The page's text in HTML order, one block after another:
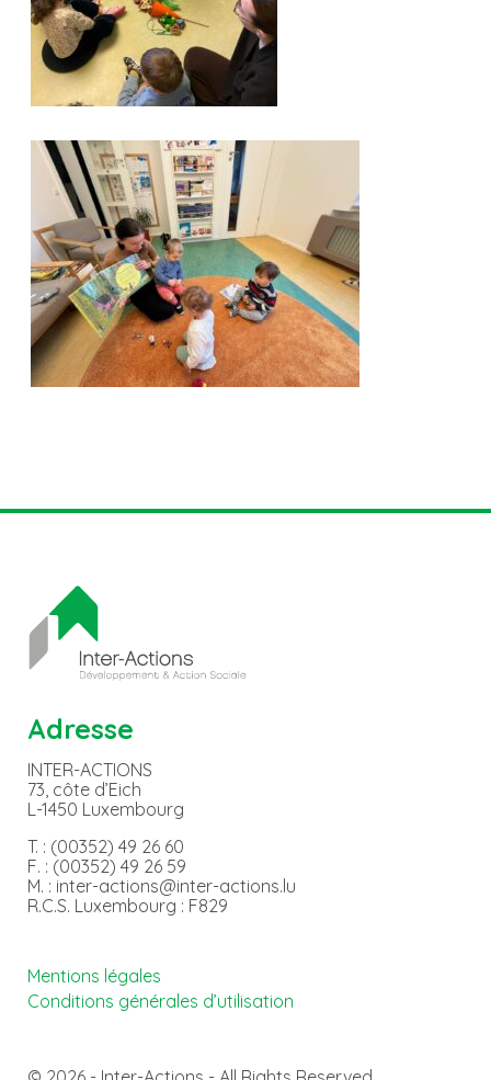
Adresse
INTER-ACTIONS
73, côte d’Eich
L-1450 Luxembourg
T. : (00352) 49 26 60
F. : (00352) 49 26 59
M. : inter-actions@inter-actions.lu
R.C.S. Luxembourg : F829
Mentions légales
Conditions générales d’utilisation